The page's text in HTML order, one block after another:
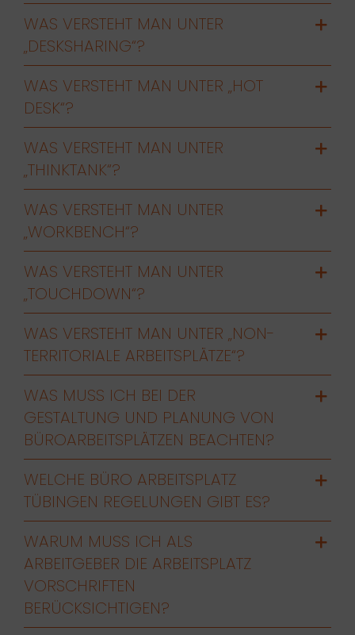
WAS VERSTEHT MAN UNTER
„DESKSHARING“?
WAS VERSTEHT MAN UNTER „HOT
DESK“?
WAS VERSTEHT MAN UNTER
„THINKTANK“?
WAS VERSTEHT MAN UNTER
„WORKBENCH“?
WAS VERSTEHT MAN UNTER
„TOUCHDOWN“?
WAS VERSTEHT MAN UNTER „NON-
TERRITORIALE ARBEITSPLÄTZE“?
WAS MUSS ICH BEI DER
GESTALTUNG UND PLANUNG VON
BÜROARBEITSPLÄTZEN BEACHTEN?
WELCHE BÜRO ARBEITSPLATZ
TÜBINGEN REGELUNGEN GIBT ES?
WARUM MUSS ICH ALS
ARBEITGEBER DIE ARBEITSPLATZ
VORSCHRIFTEN
BERÜCKSICHTIGEN?